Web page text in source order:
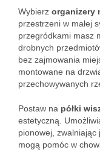
Wybierz organizery
przestrzeni w małej
przegródkami masz
drobnych
bez zajmowania
montowane na
przechowywanych
Postaw na półki
estetyczną.
pionowej, zwalniając
mogą pomóc w